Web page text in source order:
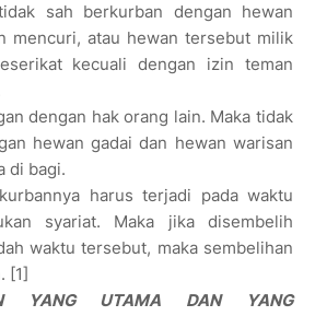
sah berkurban dengan hewan
mencuri, atau hewan tersebut milik
kecuali dengan izin teman
dengan hak orang lain. Maka tidak
hewan gadai dan hewan warisan
di bagi.
harus terjadi pada waktu
syariat. Maka jika disembelih
waktu tersebut, maka sembelihan
[1]
YANG UTAMA DAN YANG